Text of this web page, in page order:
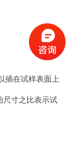
插在试样表面上
尺寸之比表示试